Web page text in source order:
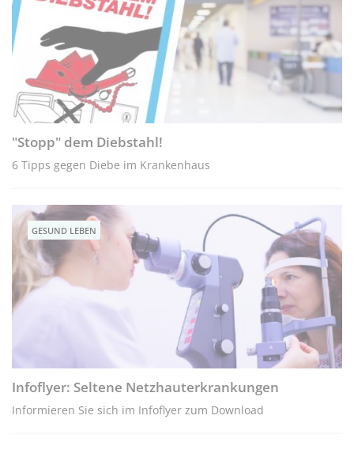
"Stopp" dem Diebstahl!
6 Tipps gegen Diebe im Krankenhaus
GESUND LEBEN
Infoflyer: Seltene Netzhauterkrankungen
Informieren Sie sich im Infoflyer zum Download